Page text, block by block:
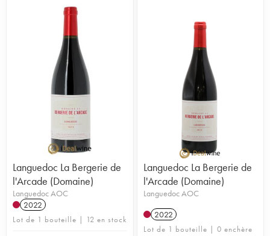
Languedoc La Bergerie de
l'Arcade (Domaine)
Languedoc AOC
2022
Lot de 1 bouteille | 12 en stock
Languedoc La Bergerie de
l'Arcade (Domaine)
Languedoc AOC
2022
Lot de 1 bouteille | 0 enchère